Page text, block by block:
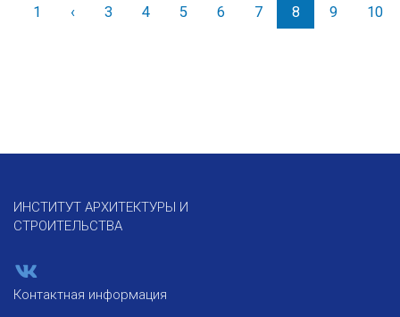
1 ‹Назад
3 4 5 6 7 8 9 10
ИНСТИТУТ АРХИТЕКТУРЫ И
СТРОИТЕЛЬСТВА
Контактная информация